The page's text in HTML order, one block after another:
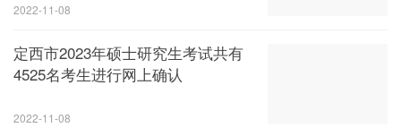
2022-11-08
定西市2023年硕士研究生考试共有
4525名考生进行网上确认
2022-11-08